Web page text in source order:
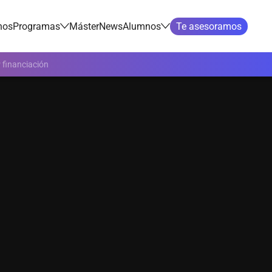
Programas MásterNewsAlumnos Te asesoramos
financiación